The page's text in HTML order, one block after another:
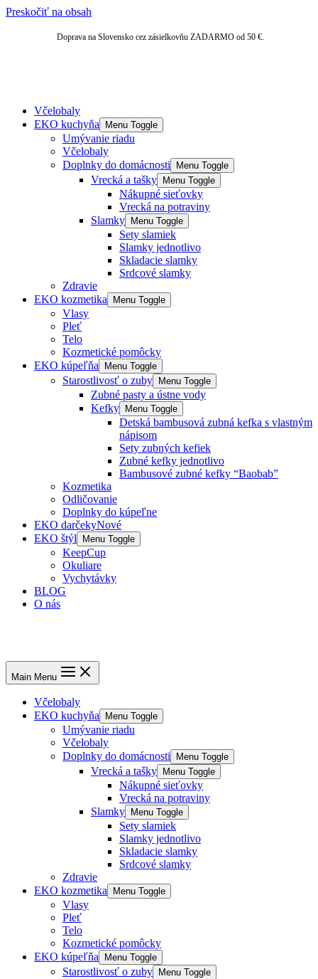
Preskočiť na obsah
Doprava na Slovensko cez zásielkovňu ZADARMO od 50 €.
Včelobaly
EKO kuchyňa
Menu Toggle
Umývanie riadu
Včelobaly
Doplnky do domácnosti
Menu Toggle
Vrecká a tašky Menu Toggle
Nákupné sieťovky
Vrecká na potraviny
Slamky
Menu Toggle
Sety slamiek
Slamky jednotlivo
Skladacie slamky
Srdcové slamky
Zdravie
EKO kozmetika
Menu Toggle
Vlasy
Pleť
Telo
Kozmetické pomôcky
EKO kúpeľňa
Menu Toggle
Starostlivosť o zuby Menu Toggle
Zubné pasty a ústne vody
Kefky
Menu Toggle
Detská bambusová zubná kefka s vlastným
nápisom
Sety zubných kefiek
Zubné kefky jednotlivo
Bambusové zubné kefky “Baobab”
Kozmetika
Odličovanie
Doplnky do kúpeľne
EKO darčekyNové
EKO štýl
Menu Toggle
KeepCup
Okuliare
Vychytávky
BLOG
O nás
Main Menu
Včelobaly
EKO kuchyňa
Menu Toggle
Umývanie riadu
Včelobaly
Doplnky do domácnosti
Menu Toggle
Vrecká a tašky Menu Toggle
Nákupné sieťovky
Vrecká na potraviny
Slamky
Menu Toggle
Sety slamiek
Slamky jednotlivo
Skladacie slamky
Srdcové slamky
Zdravie
EKO kozmetika
Menu Toggle
Vlasy
Pleť
Telo
Kozmetické pomôcky
EKO kúpeľňa
Menu Toggle
Starostlivosť o zuby Menu Toggle